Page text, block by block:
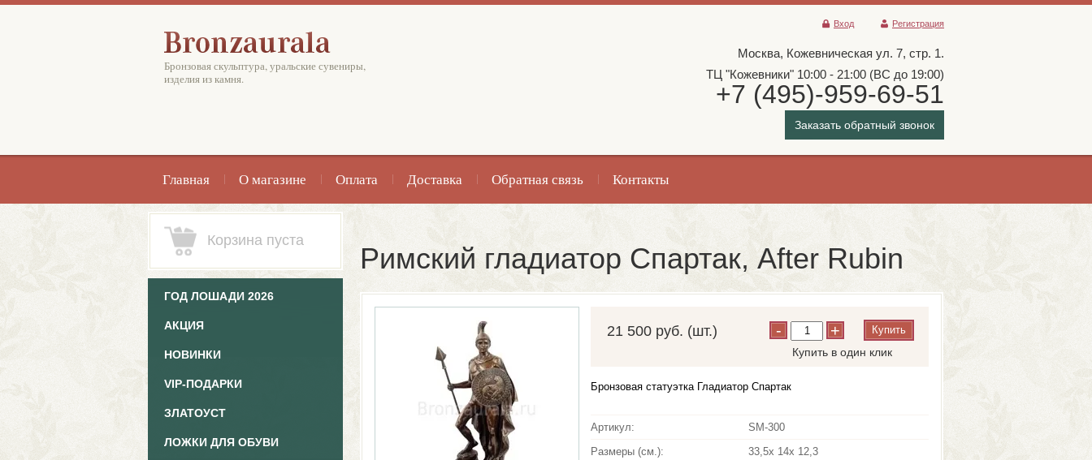
Бронзовая скульптура, уральские сувениры,
изделия из камня.
Вход Регистрация
Москва, Кожевническая ул. 7, стр. 1.
ТЦ "Кожевники" 10:00 - 21:00 (ВС до 19:00)
+7 (495)-959-69-51
Заказать обратный звонок
Главная О магазине Оплата Доставка Обратная связь Контакты
Корзина пуста
ГОД ЛОШАДИ 2026
АКЦИЯ
НОВИНКИ
VIP-ПОДАРКИ
ЗЛАТОУСТ
ЛОЖКИ ДЛЯ ОБУВИ
Римский гладиатор Спартак, After Rubin
- + Купить
Купить в один клик
21 500 руб. (шт.)
Бронзовая статуэтка Гладиатор Спартак
Артикул:
SM-300
Размеры (см.):
33,5х 14х 12,3